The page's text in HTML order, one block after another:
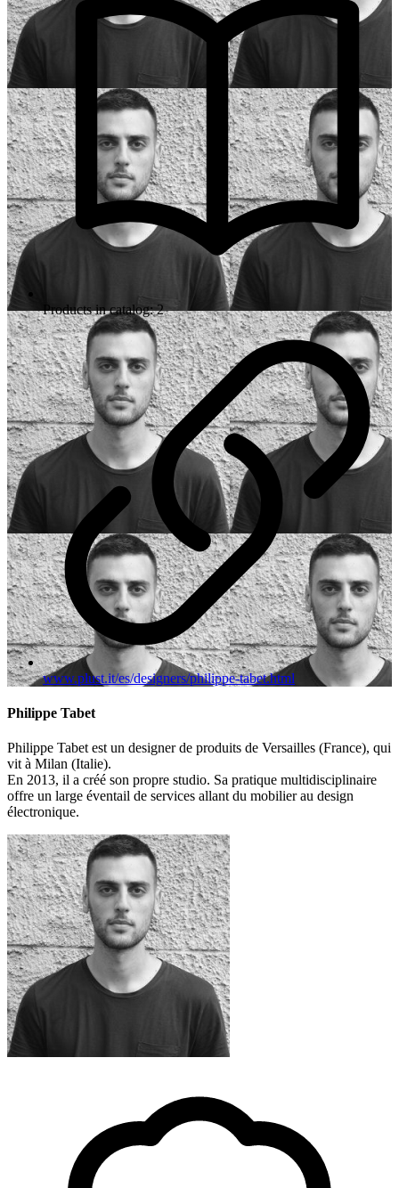
Products in catalog: 2
www.plust.it/es/designers/philippe-tabet.html
Philippe Tabet
Philippe Tabet est un designer de produits de Versailles (France), qui
vit à Milan (Italie).
En 2013, il a créé son propre studio. Sa pratique multidisciplinaire
offre un large éventail de services allant du mobilier au design
électronique.